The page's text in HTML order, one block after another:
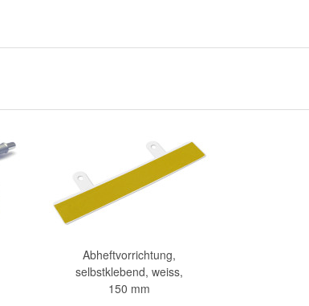
Abheftvorrichtung,
selbstklebend, weiss,
150 mm